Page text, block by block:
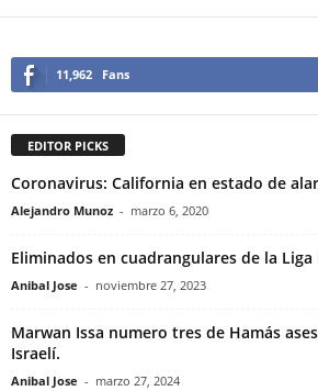
11,962 Fans
EDITOR PICKS
Coronavirus: California en estado de
Alejandro Munoz - marzo 6, 2020
Eliminados en cuadrangulares de la Liga
Anibal Jose - noviembre 27, 2023
Marwan Issa numero tres de Hamás
Israelí.
Anibal Jose - marzo 27, 2024